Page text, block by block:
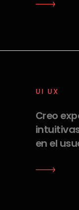
UI UX
Creo
en el